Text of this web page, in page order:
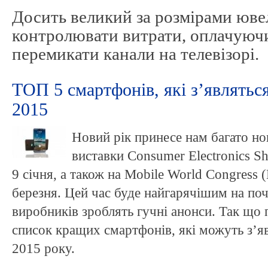
Досить великий за розмірами
контролювати витрати,
перемикати канали на телевізорі.
ТОП 5 смартфонів, які
2015
Новий рік принесе нам багато
виставки Consumer Electronics
9 січня, а також на Mobile World
березня. Цей час буде найгарячішим на
виробників зроблять гучні анонси. Так що
список кращих смартфонів, які можуть
2015 року.